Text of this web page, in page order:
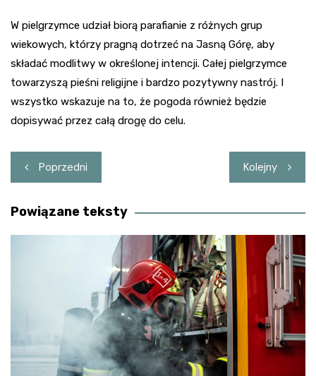
W pielgrzymce udział biorą parafianie z różnych grup
wiekowych, którzy pragną dotrzeć na Jasną Górę, aby
składać modlitwy w określonej intencji. Całej pielgrzymce
towarzyszą pieśni religijne i bardzo pozytywny nastrój. I
wszystko wskazuje na to, że pogoda również będzie
dopisywać przez całą drogę do celu.
Nawigacja
wpisu
Poprzedni Kolejny
Powiązane teksty